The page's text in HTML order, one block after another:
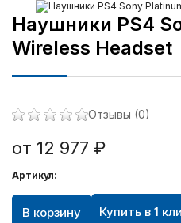
Наушники PS4
Wireless Headset
Отзывы (0)
от 12 977 ₽
Артикул:
В корзину Купить в 1